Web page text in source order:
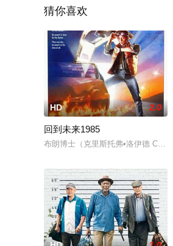
猜你喜欢
HD 2.0
回到未来1985
布朗博士（克里斯托弗•洛伊德